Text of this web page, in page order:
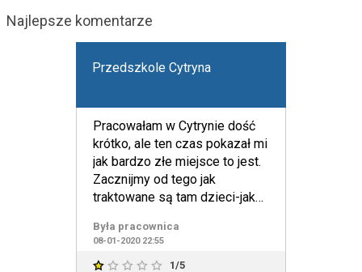
Najlepsze komentarze
Przedszkole Cytryna
Pracowałam w Cytrynie dość
krótko, ale ten czas pokazał mi
jak bardzo złe miejsce to jest.
Zacznijmy od tego jak
traktowane są tam dzieci-jak
Była pracownica
08-01-2020 22:55
1/5